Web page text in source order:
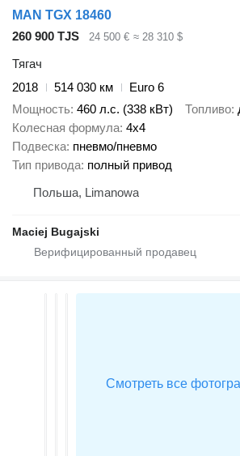
MAN TGX 18460
260 900 TJS
24 500 € ≈ 28 310 $
Тягач
2018
514 030 км
Euro 6
Мощность 460 л.с. (338 кВт) Топливо
Колесная формула 4x4
Подвеска пневмо/пневмо
Тип привода полный привод
Польша, Limanowa
Maciej Bugajski